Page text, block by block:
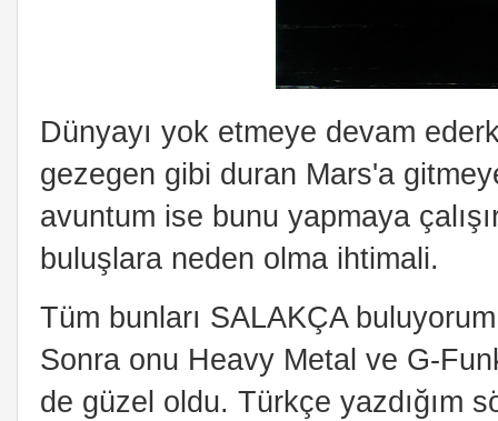
Dünyayı yok etmeye devam
gezegen gibi duran Mars'a
avuntum ise bunu yapmaya
buluşlara neden olma ihtimali.
Tüm bunları SALAKÇA
Sonra onu Heavy Metal ve G-
de güzel oldu. Türkçe yazdığım